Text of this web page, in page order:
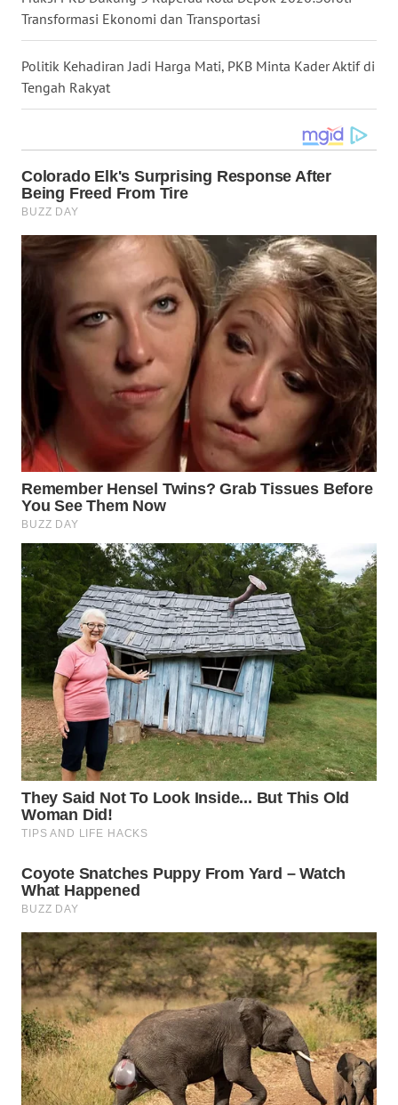
Transformasi Ekonomi dan Transportasi
Politik Kehadiran Jadi Harga Mati, PKB Minta Kader Aktif di
Tengah Rakyat
WN
NUSANTARA
WN
JOGJA
WN
JATIM
WN
BALI
KALBAR
WN
KALTENG
WN
KALTARA
WN
KALSEL
WN
KALTIM
WN
SULSEL
WN
GORONTALO
WN
SULUT
WN
MALUKU
WN
MALUT
WN
DAIRI
WN
DANAU
TOBA
WN